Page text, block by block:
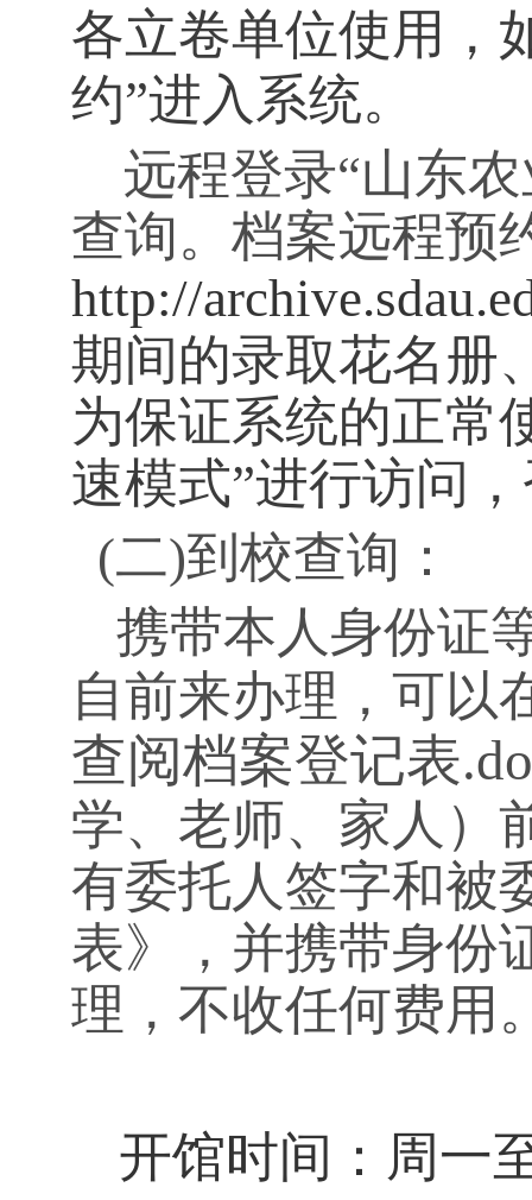
各立卷单位使用，
约”进入系统。
远程登录“山东
查询。档案远程预
http://
期间的录取花名册
为保证系统的正常
速模式”进行访问
(二)到校查询：
携带本人身份证
自前来办理，可以
查阅档案登记表
学、老师、家人）
有委托人签字和被
表》，并携带身份
理，不收任何费用
开馆时间：周一